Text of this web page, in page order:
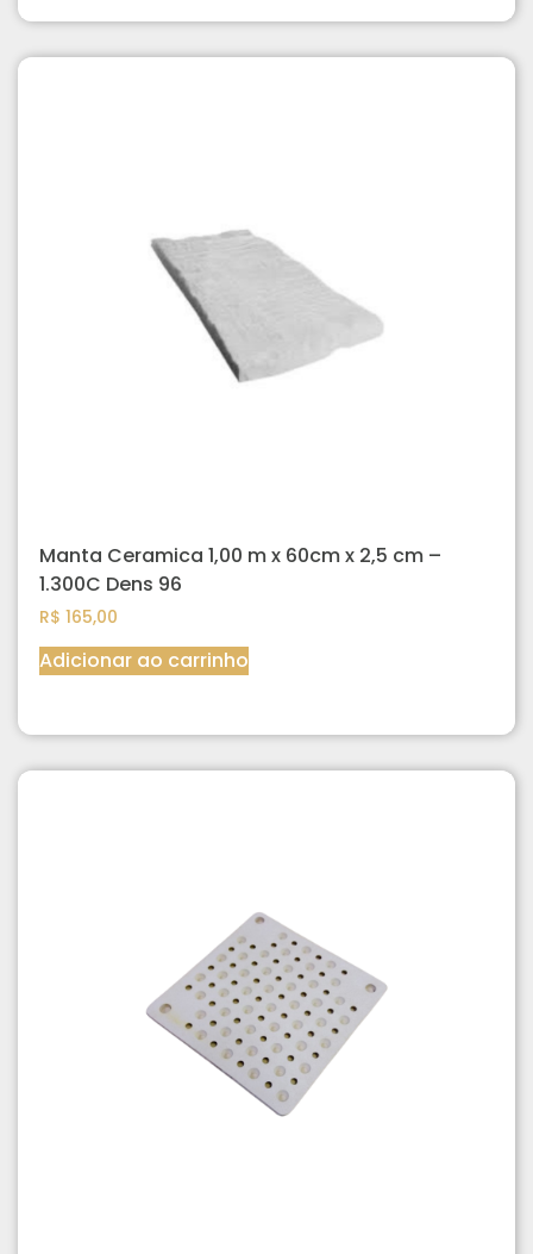
Manta Ceramica 1,00 m x 60cm x 2,5 cm –
1.300C Dens 96
R$ 165,00
Adicionar ao carrinho